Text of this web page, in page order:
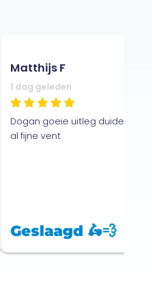
Matthijs F
1 dag geleden
Dogan goeie uitleg duidelijke
al fijne vent
Geslaagd 🛵💨